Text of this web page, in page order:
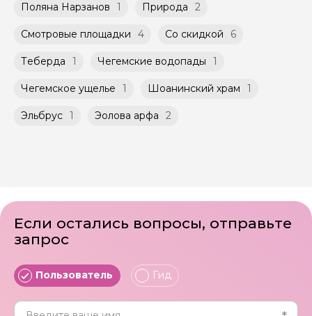
Поляна Нарзанов 1 Природа 2
Смотровые площадки 4 Со скидкой 6
Теберда 1 Чегемские водопады 1
Чегемское ущелье 1 Шоанинский храм 1
Эльбрус 1 Эолова арфа 2
Если остались вопросы, отправьте
запрос
Пользователь Гид